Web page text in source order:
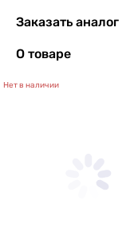
Заказать аналог
О товаре
Нет в наличии